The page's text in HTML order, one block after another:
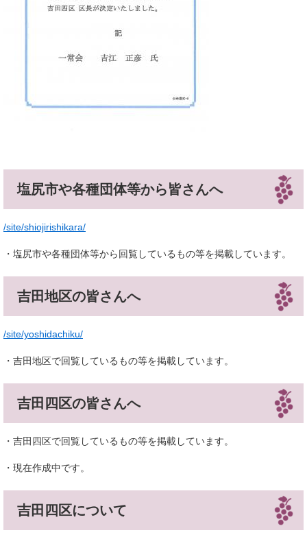
塩尻市や各種団体等から皆さんへ
/site/shiojirishikara/​
・塩尻市や各種団体等から回覧しているもの等を掲載しています。
吉田地区の皆さんへ
/site/yoshidachiku/
・吉田地区で回覧しているもの等を掲載しています。
吉田四区の皆さんへ
​・吉田四区で回覧しているもの等を掲載しています。
・現在作成中です。
吉田四区について